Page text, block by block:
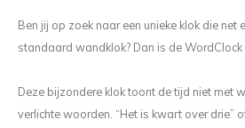
Ben jij op zoek naar een unieke klok die net
standaard wandklok? Dan is de WordClock
Deze bijzondere klok toont de tijd niet met
verlichte woorden. “Het is kwart over drie”